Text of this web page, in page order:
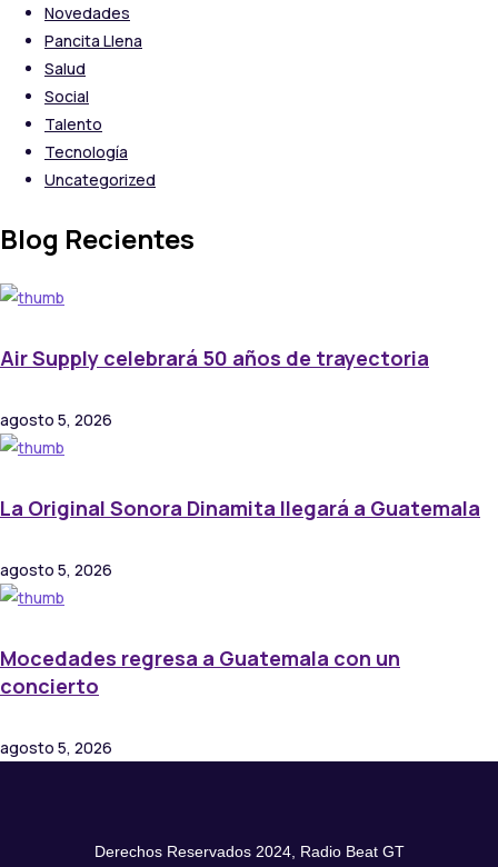
Novedades
Pancita Llena
Salud
Social
Talento
Tecnología
Uncategorized
Blog Recientes
Air Supply celebrará 50 años de trayectoria
agosto 5, 2026
La Original Sonora Dinamita llegará a Guatemala
agosto 5, 2026
Mocedades regresa a Guatemala con un
concierto
agosto 5, 2026
Derechos Reservados 2024, Radio Beat GT